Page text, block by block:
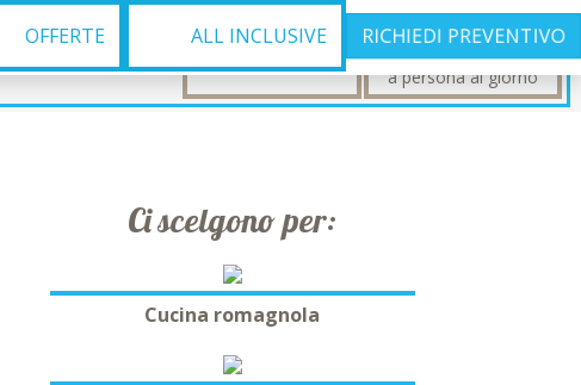
OFFERTE ALL INCLUSIVE RICHIEDI PREVENTIVO
dal 01/08/26
al 08/08/26
da69€
a persona al giorno
Ci scelgono per:
Cucina romagnola